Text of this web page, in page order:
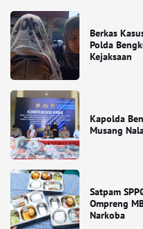
Berkas
Polda
Kejaksaan
Kapolda
Musang
Satpam
Ompreng
Narkoba